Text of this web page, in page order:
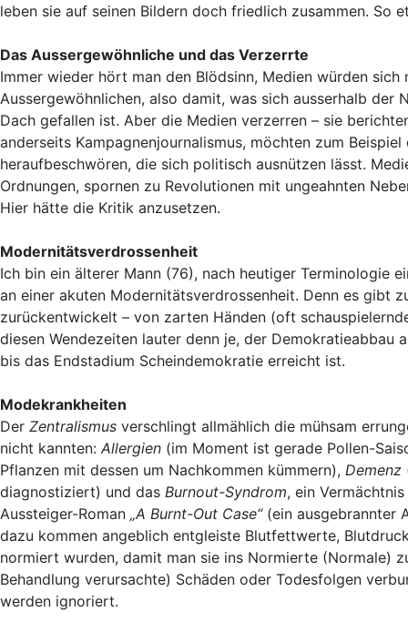
leben sie auf seinen Bildern doch friedlich zusammen. So
Das Aussergewöhnliche und das Verzerrte
Immer wieder hört man den Blödsinn, Medien würden
Aussergewöhnlichen, also damit, was sich ausserhalb
Dach gefallen ist. Aber die Medien verzerren – sie
anderseits Kampagnenjournalismus, möchten zum
heraufbeschwören, die sich politisch ausnützen lässt.
Ordnungen, spornen zu Revolutionen mit ungeahnten
Hier hätte die Kritik anzusetzen.
Modernitätsverdrossenheit
Ich bin ein älterer Mann (76), nach heutiger Terminologie
an einer akuten Modernitätsverdrossenheit. Denn es gibt
zurückentwickelt – von zarten Händen (oft
diesen Wendezeiten lauter denn je, der
bis das Endstadium Scheindemokratie erreicht ist.
Modekrankheiten
Der Zentralismus verschlingt allmählich die mühsam
nicht kannten: Allergien (im Moment ist gerade Pollen-
Pflanzen mit dessen um Nachkommen kümmern), Demenz
diagnostiziert) und das Burnout-Syndrom, ein
Aussteiger-Roman „A Burnt-Out Case“(ein ausgebrannter
dazu kommen angeblich entgleiste Blutfettwerte,
normiert wurden, damit man sie ins Normierte (Normale)
Behandlung verursachte) Schäden oder Todesfolgen
werden ignoriert.